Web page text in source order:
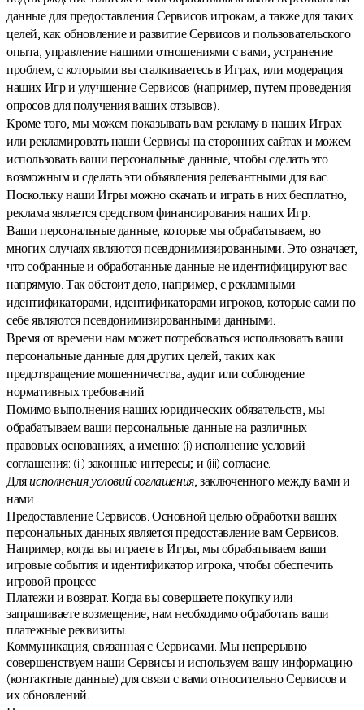
данные для предоставления Сервисов игрокам, а также для таких
целей, как обновление и развитие Сервисов и пользовательского
опыта, управление нашими отношениями с вами, устранение
проблем, с которыми вы сталкиваетесь в Играх, или модерация
наших Игр и улучшение Сервисов (например, путем проведения
опросов для получения ваших отзывов).
Кроме того, мы можем показывать вам рекламу в наших Играх
или рекламировать наши Сервисы на сторонних сайтах и можем
использовать ваши персональные данные, чтобы сделать это
возможным и сделать эти объявления релевантными для вас.
Поскольку наши Игры можно скачать и играть в них бесплатно,
реклама является средством финансирования наших Игр.
Ваши персональные данные, которые мы обрабатываем, во
многих случаях являются псевдонимизированными. Это означает,
что собранные и обработанные данные не идентифицируют вас
напрямую. Так обстоит дело, например, с рекламными
идентификаторами, идентификаторами игроков, которые сами по
себе являются псевдонимизированными данными.
Время от времени нам может потребоваться использовать ваши
персональные данные для других целей, таких как
предотвращение мошенничества, аудит или соблюдение
нормативных требований.
Помимо выполнения наших юридических обязательств, мы
обрабатываем ваши персональные данные на различных
правовых основаниях, а именно: (i) исполнение условий
соглашения: (ii) законные интересы; и (iii) согласие.
Дляисполнения условий соглашения, заключенного между вами и
нами
Предоставление Сервисов. Основной целью обработки ваших
персональных данных является предоставление вам Сервисов.
Например, когда вы играете в Игры, мы обрабатываем ваши
игровые события и идентификатор игрока, чтобы обеспечить
игровой процесс.
Платежи и возврат. Когда вы совершаете покупку или
запрашиваете возмещение, нам необходимо обработать ваши
платежные реквизиты.
Коммуникация, связанная с Сервисами. Мы непрерывно
совершенствуем наши Сервисы и используем вашу информацию
(контактные данные) для связи с вами относительно Сервисов и
их обновлений.